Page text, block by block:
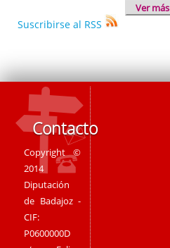
Ver más
Suscribirse al RSS
Contacto
Copyright ©
2014
Diputación
de Badajoz -
CIF:
P0600000D